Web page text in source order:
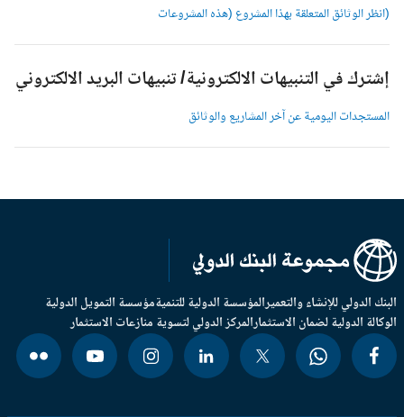
(انظر الوثائق المتعلقة بهذا المشروع (هذه المشروعات
إشترك في التنبيهات الالكترونية/ تنبيهات البريد الالكتروني
المستجدات اليومية عن آخر المشاريع والوثائق
الدولي للإنشاء والتعميرالمؤسسة الدولية للتنميةمؤسسة التمويل الدولية
الدولية لضمان الاستثمارالمركز الدولي لتسوية منازعات الاستثمار